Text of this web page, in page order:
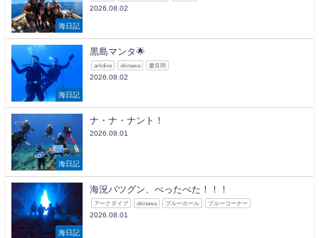
海日記
2026.08.02
海日記
黒島マンタ🌟
arkdive okinawa 慶良間
2026.08.02
海日記
ナ・ナ・ナント！
2026.08.01
海日記
海況バツグン、べったべた！！！
アークダイブ okinawa ブルーホール ブルーコーナー
2026.08.01